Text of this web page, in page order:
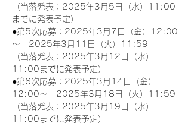
（当落発表：2025年3月5日（水）11:00
までに発表予定）
●第5次応募：2025年3月7日（金）12:00
～　2025年3月11日（火）11:59
（当落発表：2025年3月12日（水）
11:00までに発表予定）
●第6次応募：2025年3月14日（金）
12:00～　2025年3月18日（火）11:59
（当落発表：2025年3月19日（水）
11:00までに発表予定）